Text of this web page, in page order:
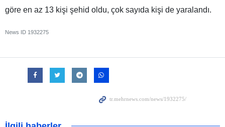
göre en az 13 kişi şehid oldu, çok sayıda kişi de yaralandı.
News ID 1932275